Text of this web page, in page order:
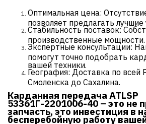
Оптимальная цена:
позволяет предлагать лучшие
Стабильность поставок:
производственные мощности.
Экспертные консультации:
помогут точно подобрать
вашей техники.
География: Доставка по всей
Смоленска до Сахалина.
Карданная передача ATLSP
53361Г-2201006-40 – это не
запчасть, это инвестиция в
бесперебойную работу